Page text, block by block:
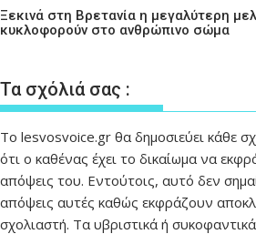
Ξεκινά στη Βρετανία η μεγαλύτερη
κυκλοφορούν στο ανθρώπινο σώμα
Τα σχόλιά σας :
Το lesvosvoice.gr θα δημοσιεύει κάθε
ότι ο καθένας έχει το δικαίωμα να
απόψεις του. Εντούτοις, αυτό δεν
απόψεις αυτές καθώς εκφράζουν
σχολιαστή. Τα υβριστικά ή